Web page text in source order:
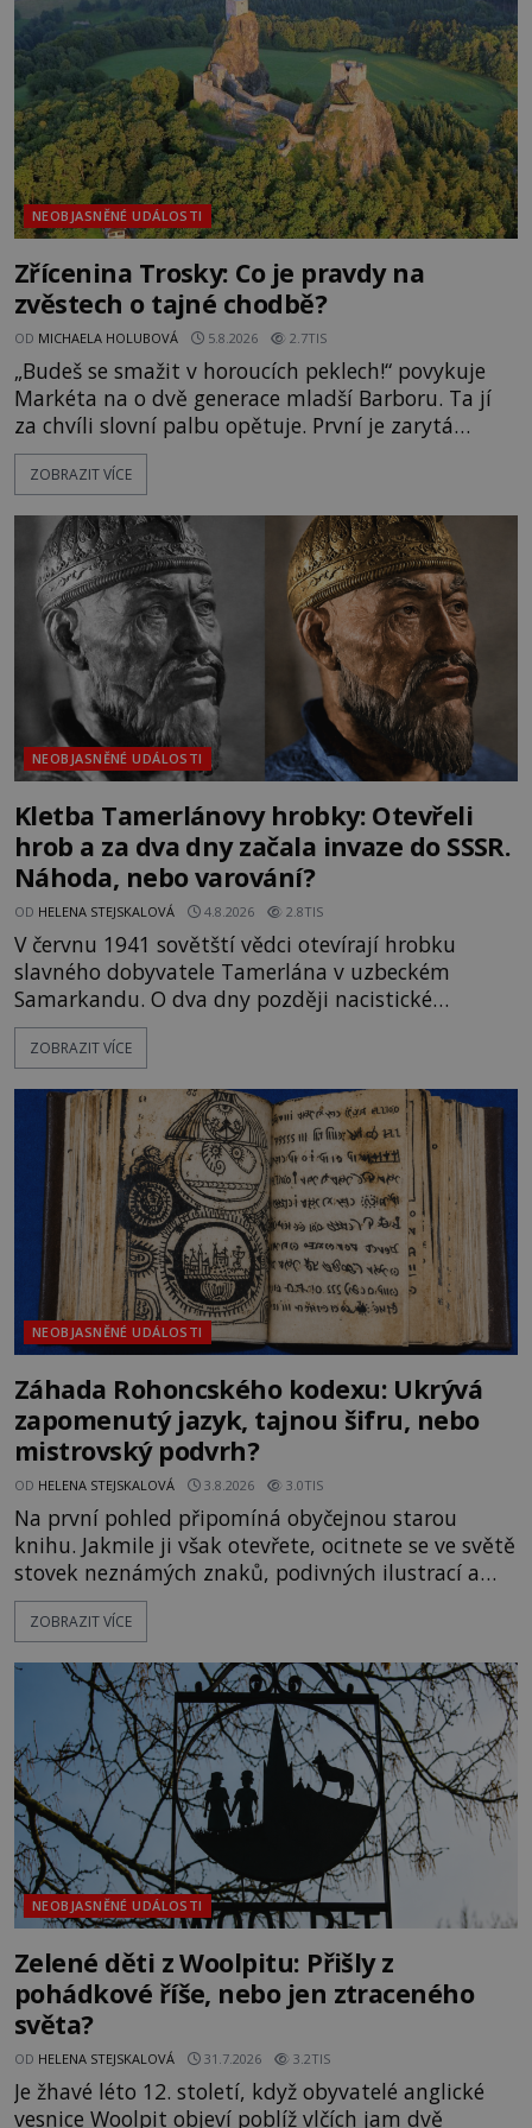
Surat. Gu
NEOBJASNĚNÉ UDÁLOSTI
Zřícenina Trosky: Co je pravdy na
zvěstech o tajné chodbě?
OD MICHAELA HOLUBOVÁ 5.8.2026 2.7TIS
„Budeš se smažit v horoucích peklech!“ povykuje
Markéta na o dvě generace mladší Barboru. Ta jí
za chvíli slovní palbu opětuje. První je zarytá
katolička, druhá přesvědčená kališnice. A každá z
nich se usídlí na jedné z věží slavného hradu
mezi vůdce protihusitského boje. Za manželku má
skutečně jistou
ZOBRAZIT VÍCE
NEOBJASNĚNÉ UDÁLOSTI
Kletba Tamerlánovy hrobky: Otevřeli
hrob a za dva dny začala invaze do SSSR.
Náhoda, nebo varování?
OD HELENA STEJSKALOVÁ 4.8.2026 2.8TIS
V červnu 1941 sovětští vědci otevírají hrobku
slavného dobyvatele Tamerlána v uzbeckém
Samarkandu. O dva dny později nacistické
Německo zahajuje operaci Barbarossa a napadá
Sovětský svaz. Shoda dat je natolik zarážející, že se
na legendě něco pravdy, nebo jde jen o fascinující
souhru okolností? Když antropolog Michail
Gerasimov (1907-1970) a
ZOBRAZIT VÍCE
NEOBJASNĚNÉ UDÁLOSTI
Záhada Rohoncského kodexu: Ukrývá
zapomenutý jazyk, tajnou šifru, nebo
mistrovský podvrh?
OD HELENA STEJSKALOVÁ 3.8.2026 3.0TIS
Na první pohled připomíná obyčejnou starou
knihu. Jakmile ji však otevřete, ocitnete se ve světě
stovek neznámých znaků, podivných ilustrací a
textu, který už téměř dvě století vzdoruje všem
pokusům o rozluštění. Rohoncský kodex patří mezi
jistotou neví, kdo jej napsal, kdy vznikl ani co
vlastně vypráví. Rohoncský kodex se poprvé
objevuje v roce
ZOBRAZIT VÍCE
NEOBJASNĚNÉ UDÁLOSTI
Zelené děti z Woolpitu: Přišly z
pohádkové říše, nebo jen ztraceného
světa?
OD HELENA STEJSKALOVÁ 31.7.2026 3.2TIS
Je žhavé léto 12. století, když obyvatelé anglické
vesnice Woolpit objeví poblíž vlčích jam dvě